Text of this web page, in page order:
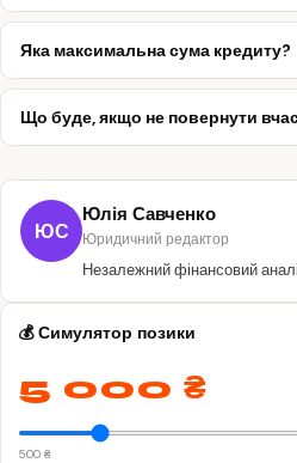
Яка максимальна сума кредиту?
Що буде, якщо не повернути
ЮС
Юлія Савченко
Юридичний редактор
Незалежний фінансовий
💰 Симулятор позики
5 000 ₴
500 ₴